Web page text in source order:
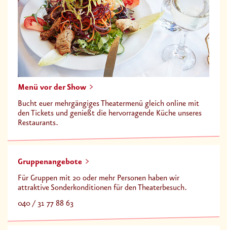
Menü vor der Show
Bucht euer mehrgängiges Theatermenü gleich online mit
den Tickets und genießt die hervorragende Küche unseres
Restaurants.
Gruppenangebote
Für Gruppen mit 20 oder mehr Personen haben wir
attraktive Sonderkonditionen für den Theaterbesuch.
040 / 31 77 88 63